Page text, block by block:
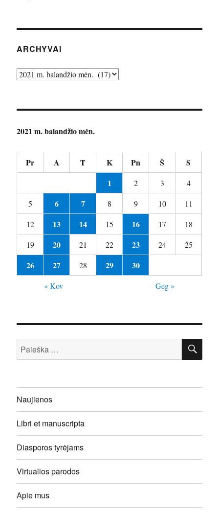
ARCHYVAI
Archyvai
2021 m. balandžio mėn.
Pr A T K Pn Š
S
1
2 3
4
5
6 7 8 9 10
11
12
13 14 15 16 17
18
19
20 21 22 23 24 25
26 27 28 29 30
« Kov Geg »
Ieškoti:
Naujienos
Libri et manuscripta
Diasporos tyrėjams
Virtualios parodos
Apie mus